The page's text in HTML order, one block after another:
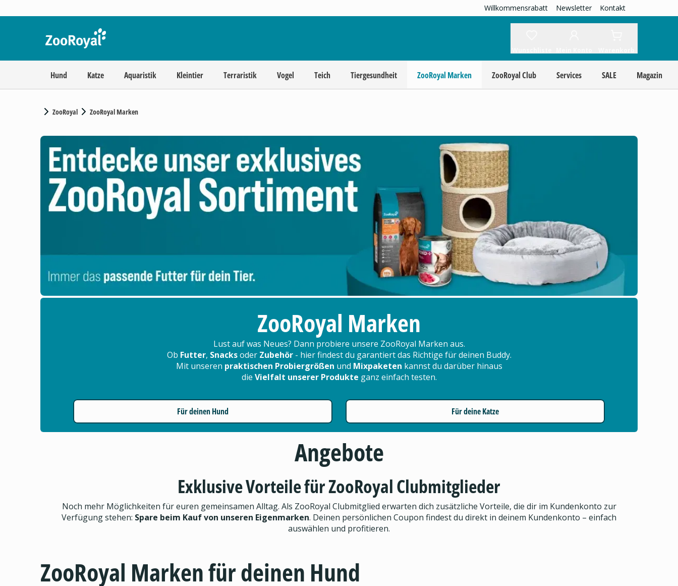
Willkommensrabatt Newsletter Kontakt
Hund Katze Aquaristik Kleintier Terraristik Vogel Teich Tiergesundheit ZooRoyal Marken ZooRoyal Club Services SALE Magazin
ZooRoyal ZooRoyal Marken
ZooRoyal Marken
Lust auf was Neues? Dann probiere unsere ZooRoyal Marken aus.
Ob Futter, Snacksoder Zubehör - hier findest du garantiert das Richtige für deinen Buddy.
Mit unseren praktischen Probiergrößen und Mixpaketen kannst du darüber hinaus
die Vielfalt unserer Produkte ganz einfach testen.
Für deinen Hund Für deine Katze
Angebote
Exklusive Vorteile für ZooRoyal Clubmitglieder
Noch mehr Möglichkeiten für euren gemeinsamen Alltag. Als ZooRoyal Clubmitglied erwarten dich zusätzliche Vorteile, die dir im Kundenkonto zur
Verfügung stehen: Spare beim Kauf von unseren Eigenmarken. Deinen persönlichen Coupon findest du direkt in deinem Kundenkonto – einfach
auswählen und profitieren.
ZooRoyal Marken für deinen Hund